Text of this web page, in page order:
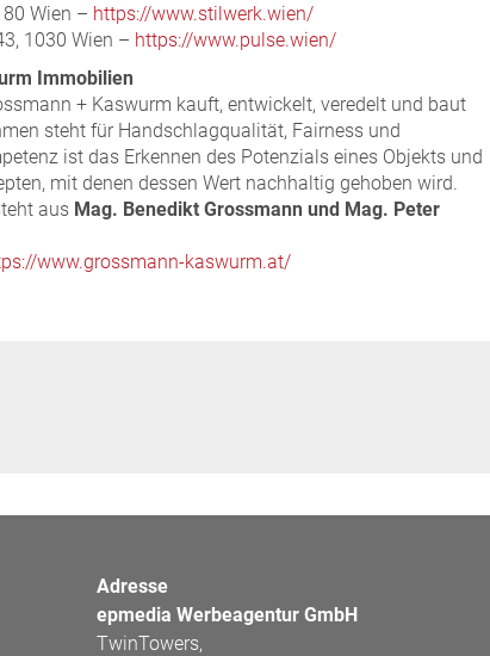
Wien – https://www.stilwerk.wien/
1030 Wien – https://www.pulse.wien/
Immobilien
+ Kaswurm kauft, entwickelt, veredelt und baut
steht für Handschlagqualität, Fairness und
ist das Erkennen des Potenzials eines Objekts und
mit denen dessen Wert nachhaltig gehoben wird.
aus Mag. Benedikt Grossmann und Mag. Peter
www.grossmann-kaswurm.at/
Adresse
epmedia Werbeagentur GmbH
TwinTowers,